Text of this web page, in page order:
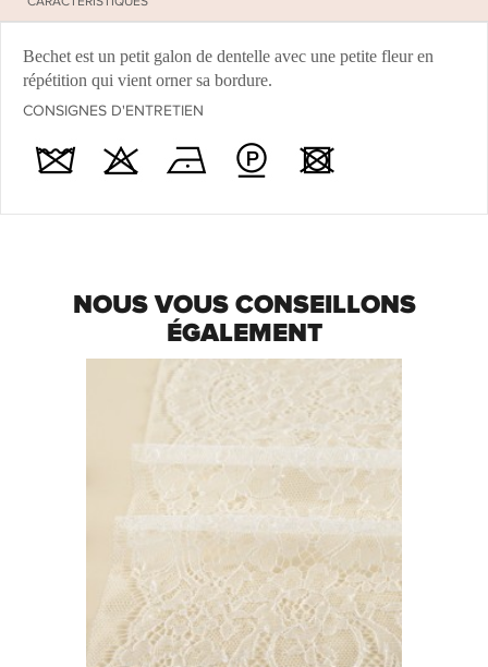
Bechet est un petit galon de dentelle avec une petite fleur en
répétition qui vient orner sa bordure.
CONSIGNES D'ENTRETIEN
NOUS VOUS CONSEILLONS
ÉGALEMENT